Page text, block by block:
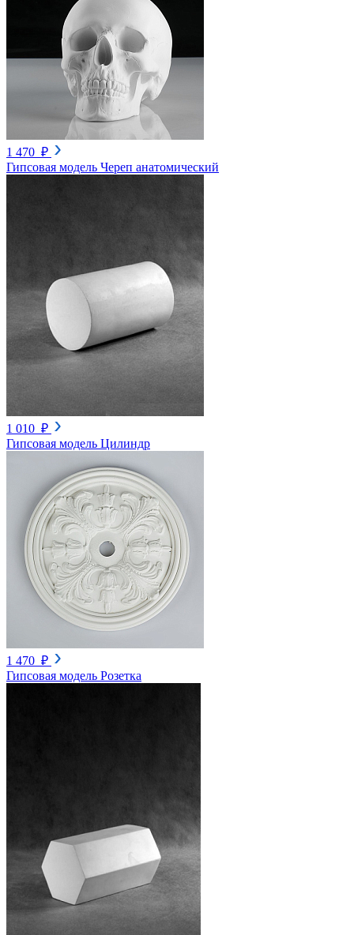
1 470 ₽
Гипсовая модель Череп анатомический
1 010 ₽
Гипсовая модель Цилиндр
1 470 ₽
Гипсовая модель Розетка